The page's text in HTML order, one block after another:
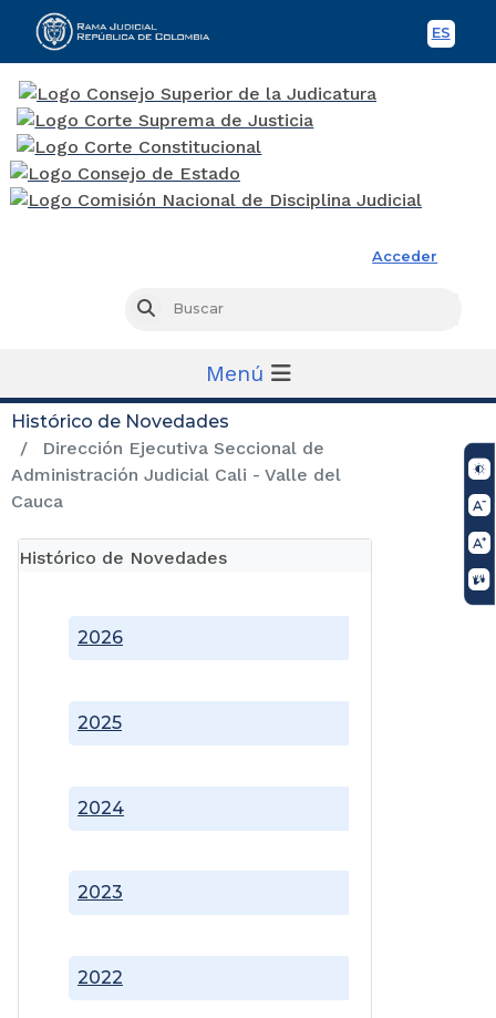
ES
Acceder
Buscar
Menú
Histórico de Novedades
Dirección Ejecutiva Seccional de
Administración Judicial Cali - Valle del
Cauca
Histórico de Novedades
2022
2023
2024
2025
2026